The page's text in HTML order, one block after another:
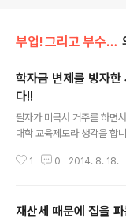
부업! 그리고 부수입!!
학자금 변제를 빙자한
다!!
필자가 미국서 거주를 하면
대학 교육제도라 생각을 합
주고, 또한 점수만으로 학습
과 경제적인 지원입니다. 물
1 0 2014. 8. 18.
재산세 때문에 집을 파는 뉴저지 시장